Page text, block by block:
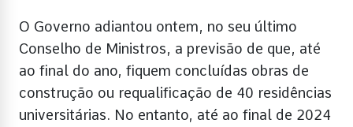
O Governo adiantou ontem, no seu último
Conselho de Ministros, a previsão de que, até
ao final do ano, fiquem concluídas obras de
construção ou requalificação de 40 residências
universitárias. No entanto, até ao final de 2024